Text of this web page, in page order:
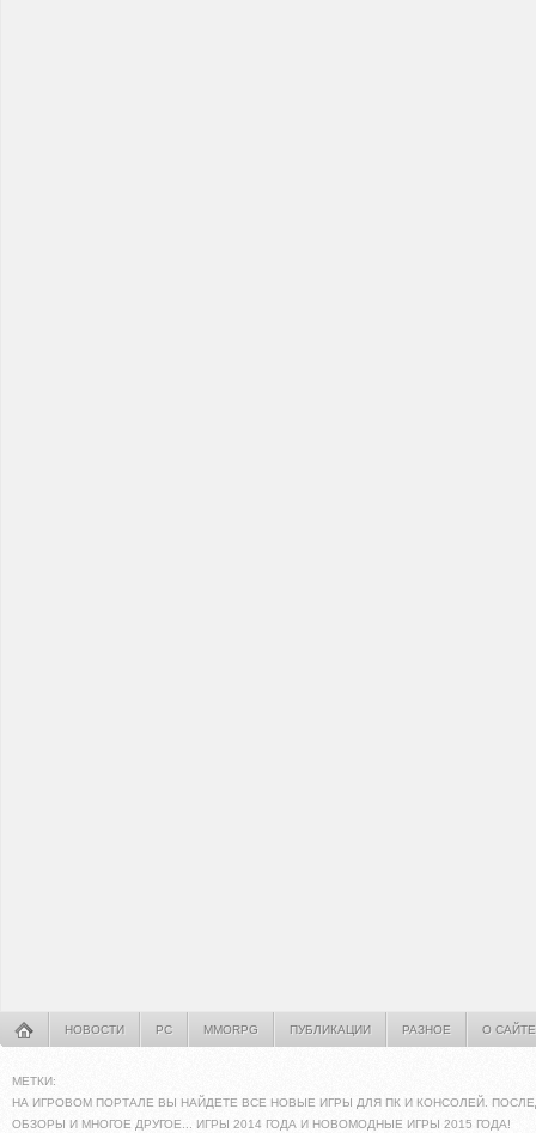
НОВОСТИ PC MMORPG ПУБЛИКАЦИИ РАЗНОЕ О САЙТЕ
МЕТКИ:
НА ИГРОВОМ ПОРТАЛЕ ВЫ НАЙДЕТЕ ВСЕ НОВЫЕ ИГРЫ ДЛЯ ПК И КОНСОЛЕЙ.
ОБЗОРЫ И МНОГОЕ ДРУГОЕ... ИГРЫ 2014 ГОДА И НОВОМОДНЫЕ ИГРЫ 2015 ГОДА!